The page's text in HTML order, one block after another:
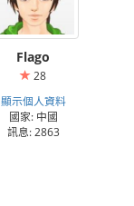
Flago
28
顯示個人資料
國家: 中國
訊息: 2863